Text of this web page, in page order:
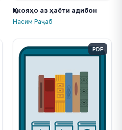
Ҳикояҳо аз ҳаёти адибон
Насим Раҷаб
PDF